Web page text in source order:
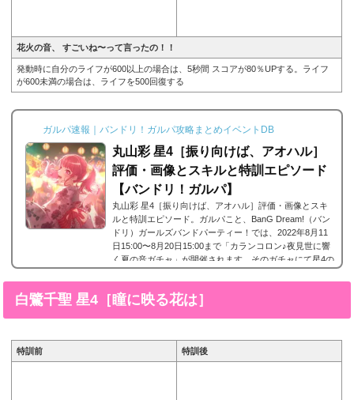
花火の音、 すごいね〜って言ったの！！
発動時に自分のライフが600以上の場合は、5秒間 スコアが80％UPする。ライフ
が600未満の場合は、ライフを500回復する
ガルパ速報｜バンドリ！ガルパ攻略まとめイベントDB
丸山彩 星4［振り向けば、アオハル］
評価・画像とスキルと特訓エピソード
【バンドリ！ガルパ】
丸山彩 星4［振り向けば、アオハル］評価・画像とスキ
ルと特訓エピソード。ガルパこと、BanG Dream!（バン
ドリ）ガールズバンドパーティー！では、2022年8月11
日15:00〜8月20日15:00まで「カランコロン♪夜見世に響
く夏の音ガチャ」が開催されます。そのガチャにて星4の
回は、丸山彩 星4［振り向けば、アオハル］の画像と特
白鷺千聖 星4［瞳に映る花は］
特訓前 特訓後